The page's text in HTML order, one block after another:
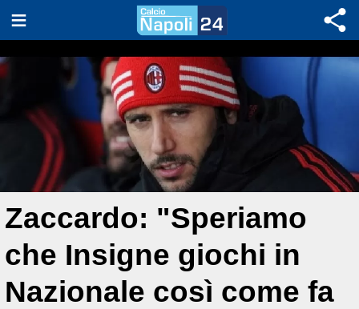
Zaccardo: "Speriamo
che Insigne giochi in
Nazionale così come fa